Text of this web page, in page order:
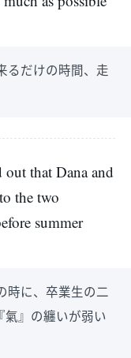
るだけの時間、走
that Dana and
the two
summer
時に、卒業生の二
氣』の纏いが弱い